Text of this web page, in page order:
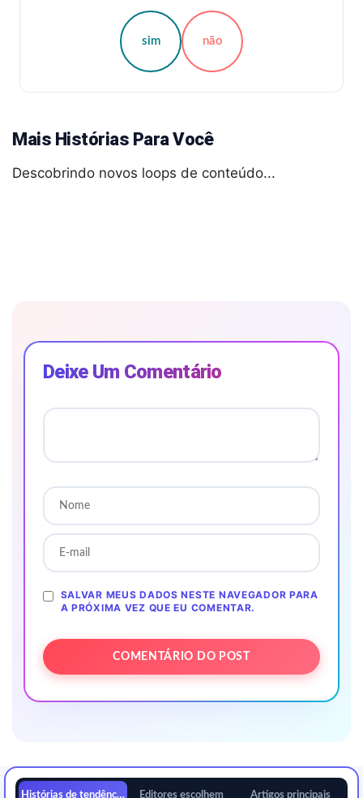
sim não
Mais Histórias Para Você
Descobrindo novos loops de conteúdo...
Deixe Um Comentário
SALVAR MEUS DADOS NESTE NAVEGADOR PARA
A PRÓXIMA VEZ QUE EU COMENTAR.
Histórias de tendências Editores escolhem Artigos principais